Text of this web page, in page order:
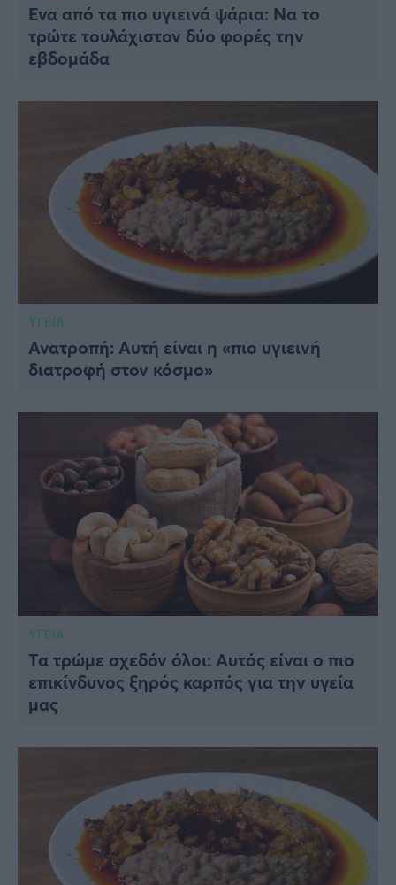
Ένα από τα πιο υγιεινά ψάρια: Να το
τρώτε τουλάχιστον δύο φορές την
εβδομάδα
ΥΓΕΙΑ
Ανατροπή: Αυτή είναι η «πιο υγιεινή
διατροφή στον κόσμο»
ΥΓΕΙΑ
Τα τρώμε σχεδόν όλοι: Αυτός είναι ο πιο
επικίνδυνος ξηρός καρπός για την υγεία
μας